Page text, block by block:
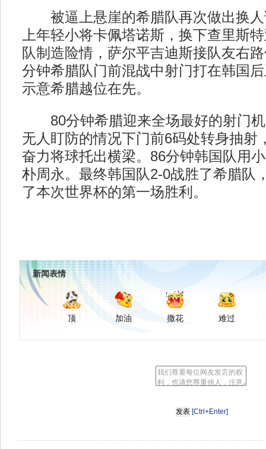
被逼上悬崖的希腊队再次做出换人
上年轻小将卡佩塔诺斯，换下查里斯
队制造险情，萨尔平吉迪斯接队友右
分钟希腊队门前混战中射门打在韩国
示意希腊越位在先。
80分钟希腊迎来全场最好的射门机
无人盯防的情况下门前6码处转身抽射
奋力将球托出横梁。86分钟韩国队用
朴周永。最终韩国队2-0战胜了希腊队
了本次世界杯的第一场胜利。
新闻表情
顶 加油 撒花 难过
[Ctrl+Enter]